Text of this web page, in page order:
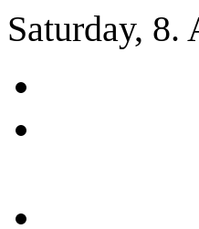
Saturday, 8.